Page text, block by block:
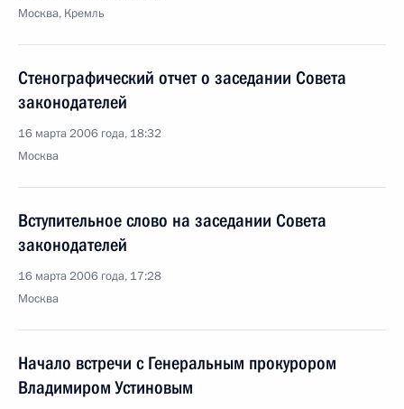
Москва, Кремль
Стенографический отчет о заседании Совета
законодателей
16 марта 2006 года, 18:32
Москва
Вступительное слово на заседании Совета
законодателей
16 марта 2006 года, 17:28
Москва
Начало встречи с Генеральным прокурором
Владимиром Устиновым